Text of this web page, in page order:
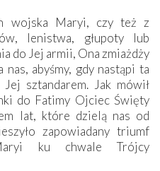
wojska Maryi, czy też z
lenistwa, głupoty lub
do Jej armii, Ona zmiażdży
abyśmy, gdy nastąpi ta
sztandarem. Jak mówił
do Fatimy Ojciec Święty
lat, które dzielą nas od
zapowiadany triumf
ku chwale Trójcy